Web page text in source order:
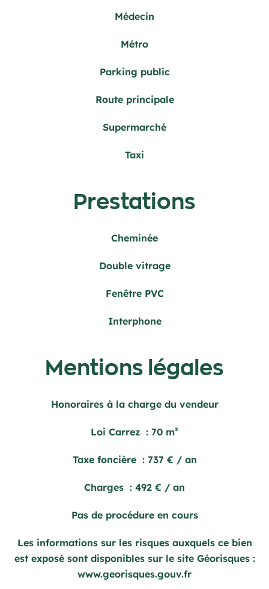
Médecin
Métro
Parking public
Route principale
Supermarché
Taxi
Prestations
Cheminée
Double vitrage
Fenêtre PVC
Interphone
Mentions légales
Honoraires à la charge du vendeur
Loi Carrez 70 m²
Taxe foncière 737 € / an
Charges 492 € / an
Pas de procédure en cours
Les informations sur les risques auxquels ce bien
est exposé sont disponibles sur le site Géorisques :
www.georisques.gouv.fr